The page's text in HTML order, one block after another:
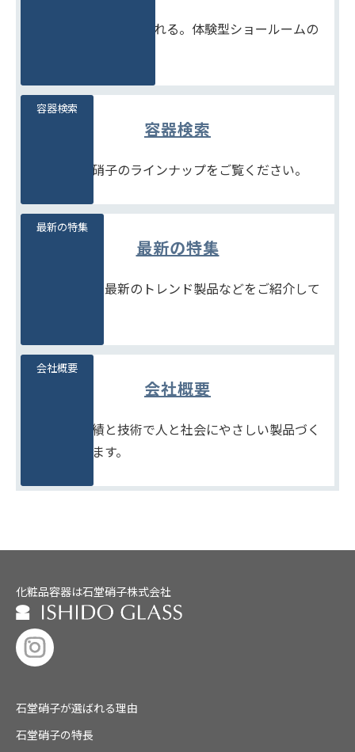
見て、触れて、比べられる。体験型ショールームの
容器検索
豊富な石堂硝子のラインナップをご覧ください。
容器検索
最新の特集
季節商品や、最新のトレンド製品などをご紹介して
最新の特集
会社概要
たしかな実績と技術で人と社会にやさしい製品づく
りをめざします。
会社概要
化粧品容器は石堂硝子株式会社
石堂硝子が選ばれる理由
石堂硝子の特長